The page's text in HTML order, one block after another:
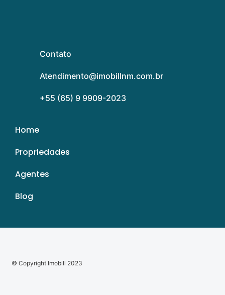
Contato
Atendimento@imobillnm.com.br
+55 (65) 9 9909-2023
Home
Propriedades
Agentes
Blog
© Copyright Imobill 2023